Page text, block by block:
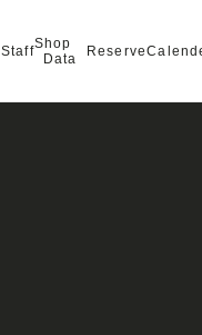
StaffShop
Data
Reserve